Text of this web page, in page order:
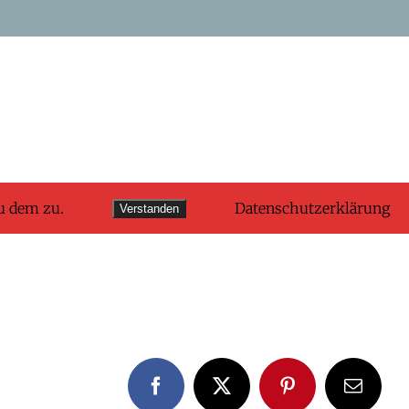
FacebookX PinterestE-
dem zu. Verstanden Datenschutzerklärung